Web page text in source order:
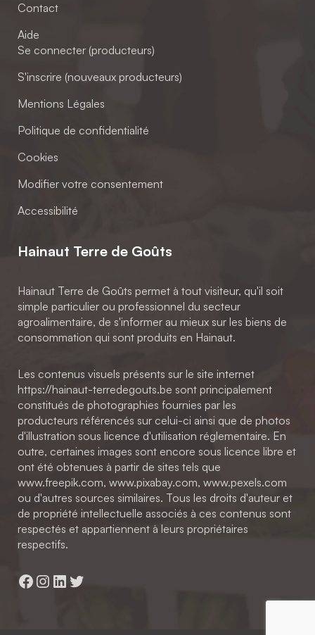
Contact
Aide
Se connecter (producteurs)
S'inscrire (nouveaux producteurs)
Mentions Légales
Politique de confidentialité
Cookies
Modifier votre consentement
Accessibilité
Hainaut Terre de Goûts
Hainaut Terre de Goûts permet à tout visiteur, qu'il soit
simple particulier ou professionnel du secteur
agroalimentaire, de s'informer au mieux sur les biens de
consommation qui sont produits en Hainaut.
Les contenus visuels présents sur le site internet
https://hainaut-terredegouts.be sont principalement
constitués de photographies fournies par les
producteurs référencés sur celui-ci ainsi que de photos
d'illustration sous licence d'utilisation réglementaire. En
outre, certaines images sont encore sous licence libre et
ont été obtenues à partir de sites tels que
www.freepik.com, www.pixabay.com, www.pexels.com
ou d'autres sources similaires. Tous les droits d'auteur et
de propriété intellectuelle associés à ces contenus sont
respectés et appartiennent à leurs propriétaires
respectifs.
Facebook
Instagram
LinkedIn
Twitter